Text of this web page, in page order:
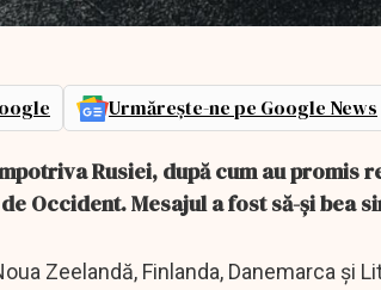
Urmărește-ne pe Google News
Rusiei, după cum au promis
Occident. Mesajul a fost să-și bea
Zeelandă, Finlanda, Danemarca și